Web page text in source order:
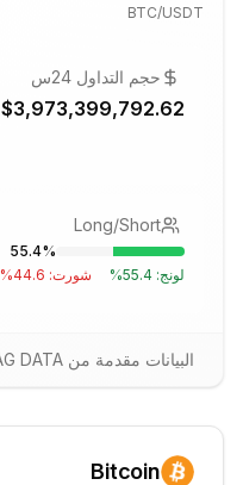
BTC/USDT
حجم التداول 24س
$3,973,399,792.62
Long/Short
55.4%
لونج: 55.4
% شورت: 44.6
%
البيانات مقدمة من COINOTAG DATA
Bitcoin